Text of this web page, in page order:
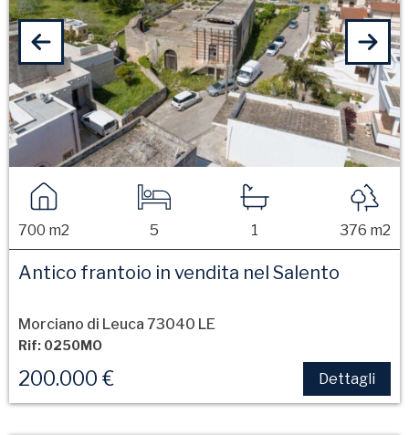
700 m2 5 1 376 m2
Antico frantoio in vendita nel Salento
Morciano di Leuca 73040 LE
Rif: 0250MO
200.000 € Dettagli